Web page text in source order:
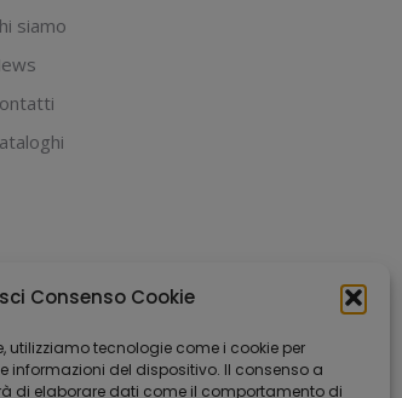
Consenso Cookie
utilizziamo tecnologie come i cookie per
informazioni del dispositivo. Il consenso a
di elaborare dati come il comportamento di
siamo